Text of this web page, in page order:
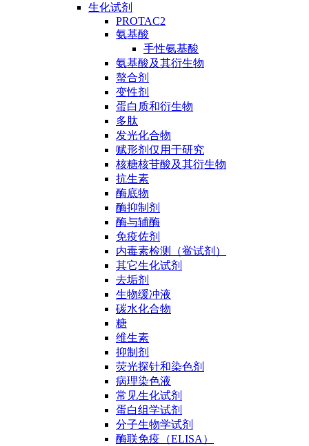
生化试剂
PROTAC2
氨基酸
手性氨基酸
氨基酸及其衍生物
螯合剂
变性剂
蛋白质和衍生物
多肽
发光化合物
赋形剂仅用于研究
核糖核苷酸及其衍生物
抗生素
酶底物
酶抑制剂
酶与辅酶
免疫佐剂
内毒素检测（鲎试剂）
其它生化试剂
去垢剂
生物缓冲液
碳水化合物
糖
维生素
抑制剂
荧光探针和染色剂
病理染色液
常见生化试剂
蛋白组学试剂
分子生物学试剂
酶联免疫（ELISA）